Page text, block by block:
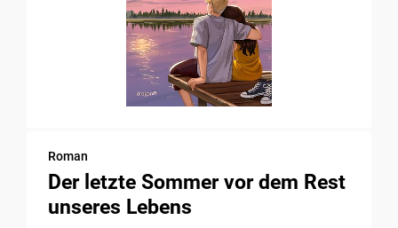
Roman
Der letzte Sommer vor dem Rest
unseres Lebens